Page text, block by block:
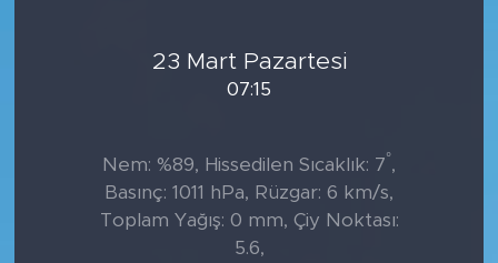
23 Mart Pazartesi
07:15
Nem: %89, Hissedilen Sıcaklık: 7°,
Basınç: 1011 hPa, Rüzgar: 6 km/s,
Toplam Yağış: 0 mm, Çiy Noktası:
5.6,